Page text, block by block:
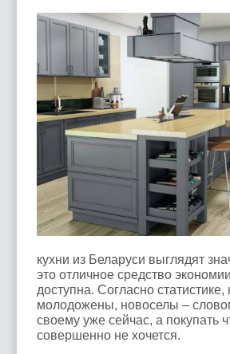
кухни из Беларуси выглядят
это отличное средство
доступна. Согласно
молодожены, новоселы –
своему уже сейчас, а покупать
совершенно не хочется.